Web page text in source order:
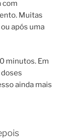
com
Muitas
após uma
minutos. Em
ainda mais